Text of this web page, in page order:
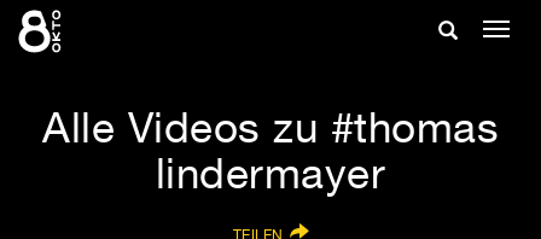
Zum
Inhalt
Suche
Alle Videos zu #thomas
lindermayer